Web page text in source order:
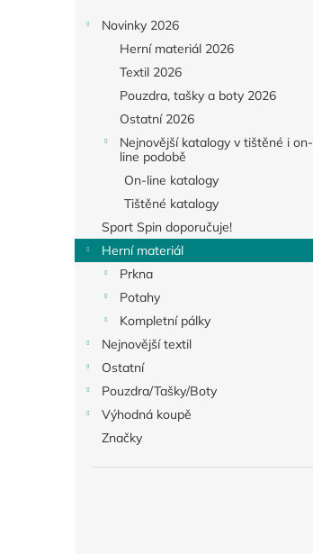
Novinky 2026
Herní materiál 2026
Textil 2026
Pouzdra, tašky a boty 2026
Ostatní 2026
Nejnovější katalogy v tištěné i on-
line podobě
On-line katalogy
Tištěné katalogy
Sport Spin doporučuje!
Herní materiál
Prkna
Potahy
Kompletní pálky
Nejnovější textil
Ostatní
Pouzdra/Tašky/Boty
Výhodná koupě
Značky